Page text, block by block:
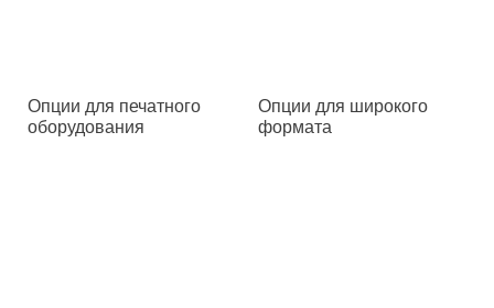
Опции для печатного
оборудования
Опции для широкого
формата